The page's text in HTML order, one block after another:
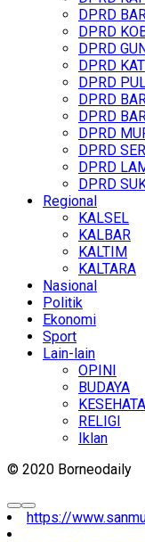
DPRD
DPRD
DPRD
DPRD
DPRD
DPRD
DPRD
DPRD
DPRD
DPRD
DPRD
Regional
KALSEL
KALBAR
KALTIM
KALTARA
Nasional
Politik
Ekonomi
Sport
Lain-lain
OPINI
BUDAYA
RELIGI
Iklan
© 2020 Borneodaily
https://